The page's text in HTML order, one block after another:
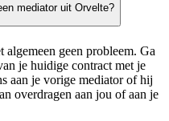
mediator uit Orvelte?
algemeen geen probleem. Ga
je huidige contract met je
aan je vorige mediator of hij
overdragen aan jou of aan je